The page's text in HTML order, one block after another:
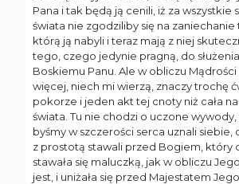
Pana i tak będą ją cenili, iż za wszystkie
świata nie zgodziliby się na zaniechanie
którą ją nabyli i teraz mają z niej
tego, czego jedynie pragną, do
Boskiemu Panu. Ale w obliczu
więcej, niech mi wierzą, znaczy trochę
pokorze i jeden akt tej cnoty niż cała
świata. Tu nie chodzi o uczone wywody,
byśmy w szczerości serca uznali siebie,
z prostotą stawali przed Bogiem, który
stawała się maluczką, jak w obliczu
jest, i uniżała się przed Majestatem